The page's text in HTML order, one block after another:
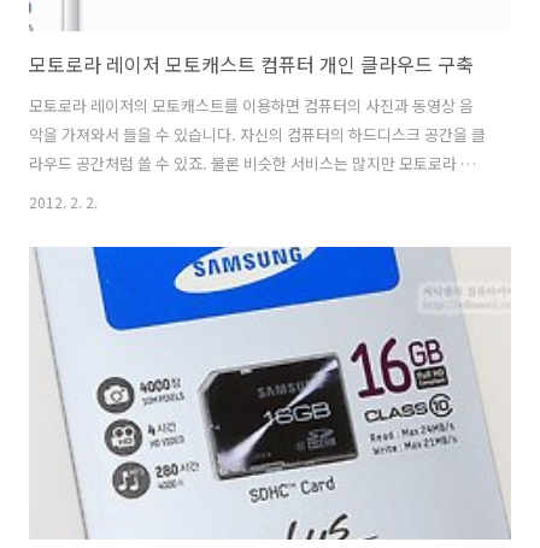
모토로라 레이저 모토캐스트 컴퓨터 개인 클라우드 구축
모토로라 레이저의 모토캐스트를 이용하면 컴퓨터의 사진과 동영상 음
악을 가져와서 들을 수 있습니다. 자신의 컴퓨터의 하드디스크 공간을 클
라우드 공간처럼 쓸 수 있죠. 물론 비슷한 서비스는 많지만 모토로라 레
이저의 모토캐스트는 다운로드를 항상 받는 PC에 설치해서 언제든 음악
한 편입니다. 어디에서 다시 다운로드 해야할 필요 없이 모토로라 레이저
를 컴퓨터에 USB 케이블을 이용해서 연결 한 뒤 내부 저장장치에 있는
파일을 실행해서 설치가 가능 합니다. 설치도 그렇게 어려운 편이 아니고
자신의 컴퓨터의 넓은 공간을 사용할 수 있으니 잘 이용하면 꽤 유용할
것으로 보입니다. 다만 몇몇 동영상은 재생이 원활하지 않았다는 점도 분
명 있네요. 그런 ..
2012. 2. 2.